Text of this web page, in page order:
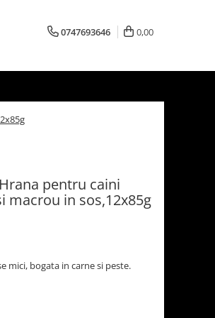
0747693646 0,00
pentru caini
macrou in sos,12x85g
mici, bogata in carne si peste.